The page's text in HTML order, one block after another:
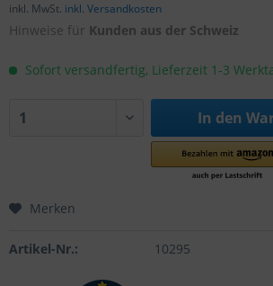
inkl. MwSt. inkl. Versandkosten
Hinweise für Kunden aus der Schweiz
Sofort versandfertig, Lieferzeit 1-3
In den
Merken
Artikel-Nr.: 10295